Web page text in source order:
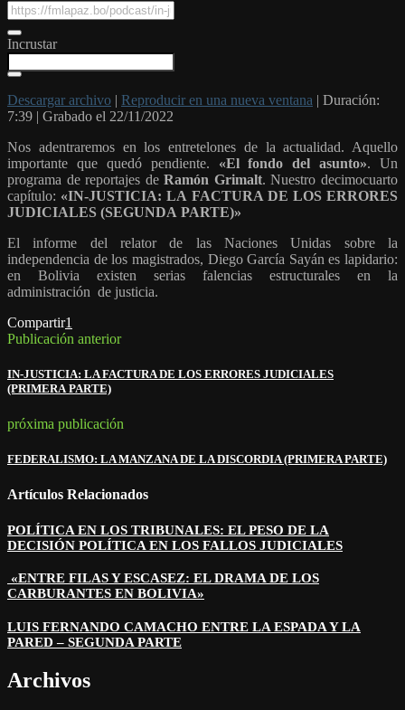
Incrustar
Descargar archivo | Reproducir en una nueva ventana | Duración:
7:39 | Grabado el 22/11/2022
Nos adentraremos en los entretelones de la actualidad. Aquello
importante que quedó pendiente. «El fondo del asunto». Un
programa de reportajes deRamón Grimalt. Nuestro decimocuarto
capítulo: «IN-JUSTICIA: LA FACTURA DE LOS ERRORES
JUDICIALES (SEGUNDA PARTE)»
El informe del relator de las Naciones Unidas sobre la
independencia de los magistrados, Diego García Sayán es lapidario:
en Bolivia existen serias falencias estructurales en la
administración de justicia.
Compartir1
Publicación anterior
IN-JUSTICIA: LA FACTURA DE LOS ERRORES JUDICIALES
(PRIMERA PARTE)
próxima publicación
FEDERALISMO: LA MANZANA DE LA DISCORDIA (PRIMERA PARTE)
Artículos Relacionados
POLÍTICA EN LOS TRIBUNALES: EL PESO DE LA
DECISIÓN POLÍTICA EN LOS FALLOS JUDICIALES
«ENTRE FILAS Y ESCASEZ: EL DRAMA DE LOS
CARBURANTES EN BOLIVIA»
LUIS FERNANDO CAMACHO ENTRE LA ESPADA Y LA
PARED – SEGUNDA PARTE
Archivos